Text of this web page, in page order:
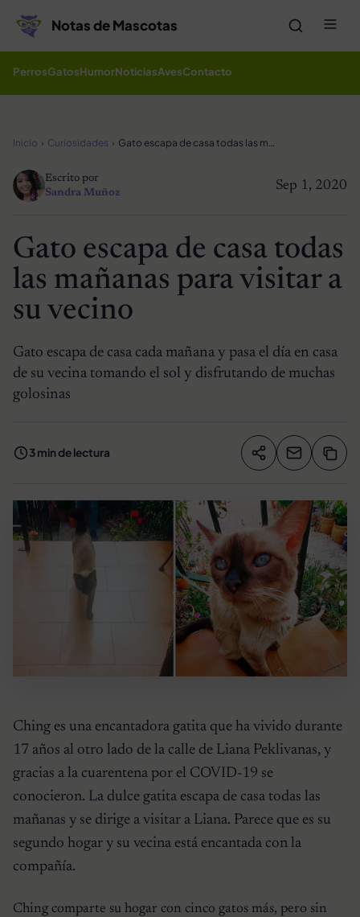
Notas de Mascotas
PerrosGatosHumorNoticiasAvesContacto
Inicio Curiosidades Gato escapa de casa todas las mañanas para visitar a su vecino
Sep 1, 2020
Escrito por
Sandra Muñoz
Gato escapa de casa todas
las mañanas para visitar a
su vecino
Gato escapa de casa cada mañana y pasa el día en casa
de su vecina tomando el sol y disfrutando de muchas
golosinas
3 min de lectura Compartir
Ching es una encantadora gatita que ha vivido durante
17 años al otro lado de la calle de Liana Peklivanas, y
gracias a la cuarentena por el COVID-19 se
conocieron. La dulce gatita escapa de casa todas las
mañanas y se dirige a visitar a Liana. Parece que es su
segundo hogar y su vecina está encantada con la
compañía.
Ching comparte su hogar con cinco gatos más, pero sin